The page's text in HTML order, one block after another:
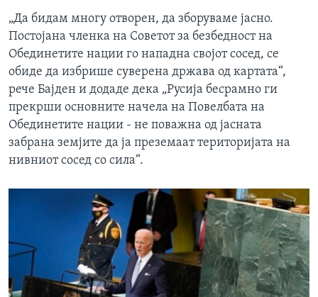
„Да бидам многу отворен, да зборуваме јасно.
Постојана членка на Советот за безбедност на
Обединетите нации го нападна својот сосед, се
обиде да избрише суверена држава од картата“,
рече Бајден и додаде дека „Русија бесрамно ги
прекрши основните начела на Повелбата на
Обединетите нации - не поважна од јасната
забрана земјите да ја преземаат територијата на
нивниот сосед со сила“.